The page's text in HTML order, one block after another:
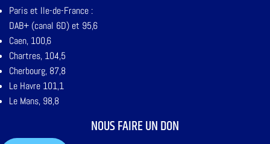
Paris et Ile-de-France :
DAB+ (canal 6D) et 95,6
Caen, 100,6
Chartres, 104,5
Cherbourg, 87,8
Le Havre 101,1
Le Mans, 98,8
NOUS FAIRE UN DON